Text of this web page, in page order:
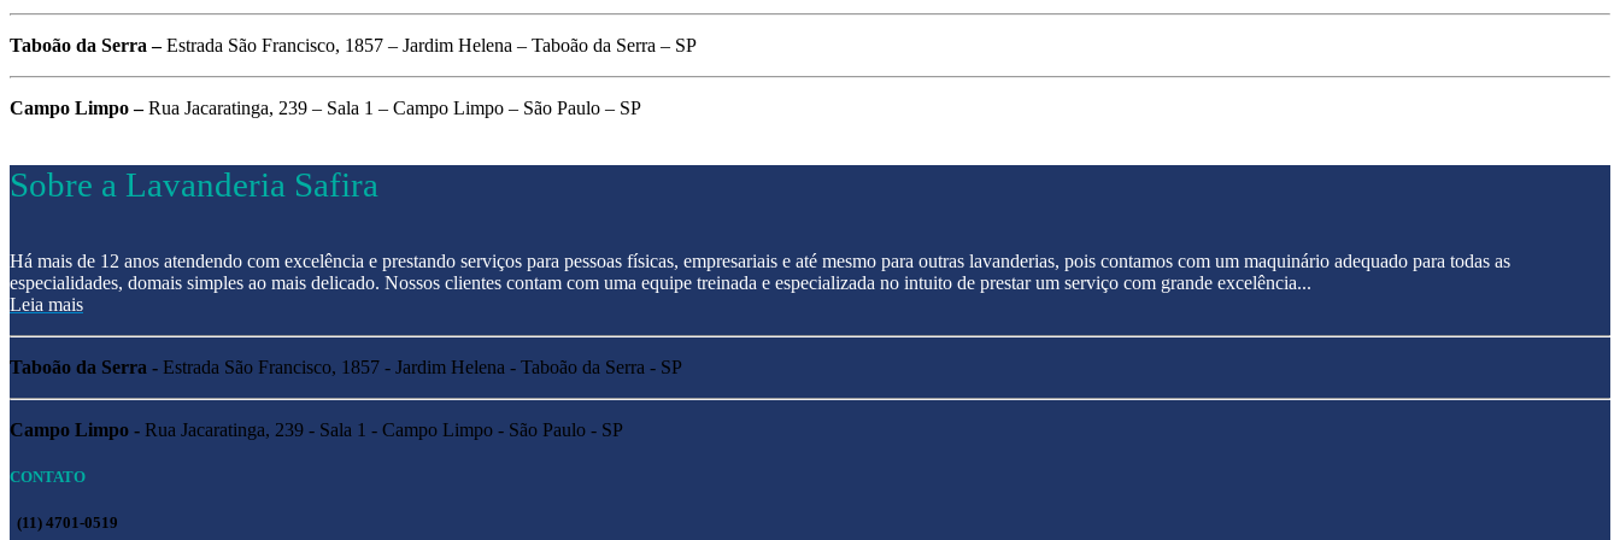
Taboão da Serra –Estrada São Francisco, 1857 – Jardim Helena – Taboão da Serra – SP
Campo Limpo –Rua Jacaratinga, 239 – Sala 1 – Campo Limpo – São Paulo – SP
Sobre a Lavanderia Safira
Há mais de 12 anos atendendo com excelência e prestando serviços para pessoas físicas, empresariais e até mesmo para outras lavanderias, pois contamos com um maquinário adequado para todas as
especialidades, domais simples ao mais delicado. Nossos clientes contam com uma equipe treinada e especializada no intuito de prestar um serviço com grande excelência...
Leia mais
Taboão da Serra - Estrada São Francisco, 1857 - Jardim Helena - Taboão da Serra - SP
Campo Limpo - Rua Jacaratinga, 239 - Sala 1 - Campo Limpo - São Paulo - SP
CONTATO
(11) 4701-0519